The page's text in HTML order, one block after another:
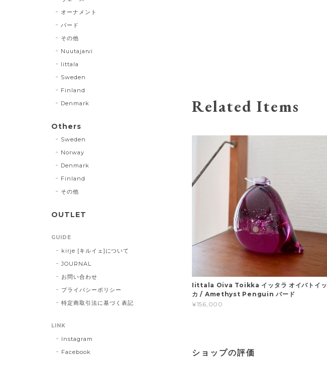
Related Items
Iittala Oiva Toikka イッタラ オイバトイッ
カ / Amethyst Penguin バード
¥156,000
ショップの評価
オーナメント
バード
その他
Nuutajarvi
Iittala
Sweden
Finland
Denmark
Others
Sweden
Norway
Denmark
Finland
その他
OUTLET
GUIDE
kirje [キルイェ]について
JOURNAL
お問い合わせ
プライバシーポリシー
特定商取引法に基づく表記
LINK
Instagram
Facebook